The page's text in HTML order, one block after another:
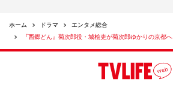
ホーム ドラマ
エンタメ総合
『西郷どん』菊次郎役・城桧吏が菊次郎ゆかりの京都へ